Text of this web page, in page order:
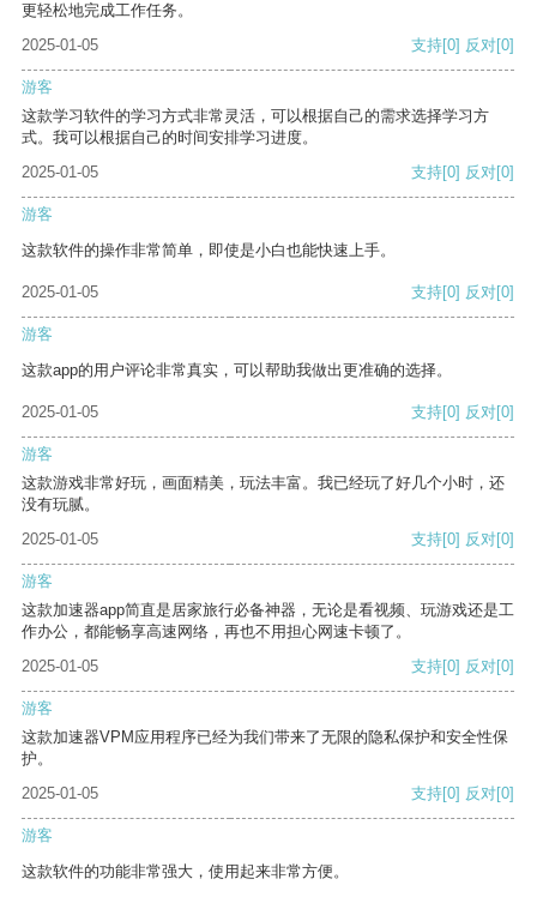
更轻松地完成工作任务。
2025-01-05
支持[0] 反对[0]
游客
这款学习软件的学习方式非常灵活，可以根据自己的需求选择学习方
式。我可以根据自己的时间安排学习进度。
2025-01-05
支持[0] 反对[0]
游客
这款软件的操作非常简单，即使是小白也能快速上手。
2025-01-05 支持[0] 反对[0]
游客
这款app的用户评论非常真实，可以帮助我做出更准确的选择。
2025-01-05 支持[0] 反对[0]
游客
这款游戏非常好玩，画面精美，玩法丰富。我已经玩了好几个小时，还
没有玩腻。
2025-01-05
支持[0] 反对[0]
游客
这款加速器app简直是居家旅行必备神器，无论是看视频、玩游戏还是工
作办公，都能畅享高速网络，再也不用担心网速卡顿了。
2025-01-05
支持[0] 反对[0]
游客
这款加速器VPM应用程序已经为我们带来了无限的隐私保护和安全性保
护。
2025-01-05
支持[0] 反对[0]
游客
这款软件的功能非常强大，使用起来非常方便。